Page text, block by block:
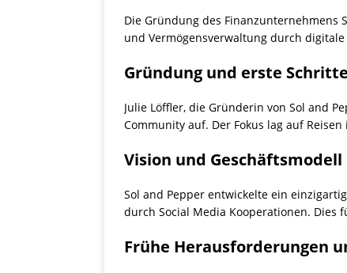
Die Gründung des Finanzunternehmens
und Vermögensverwaltung durch
Gründung und erste Schritte
Julie Löffler, die Gründerin von Sol and
Community auf. Der Fokus lag auf
Vision und Geschäftsmodell
Sol and Pepper entwickelte ein
durch Social Media Kooperationen. Dies
Frühe Herausforderungen